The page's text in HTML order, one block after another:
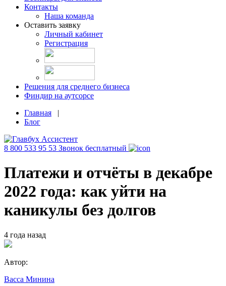
Контакты
Наша команда
Оставить заявку
Личный кабинет
Регистрация
Решения для среднего бизнеса
Финдир на аутсорсе
Главная |
Блог
8 800 533 95 53 Звонок бесплатный
Платежи и отчёты в декабре
2022 года: как уйти на
каникулы без долгов
4 года назад
Автор:
Васса Минина